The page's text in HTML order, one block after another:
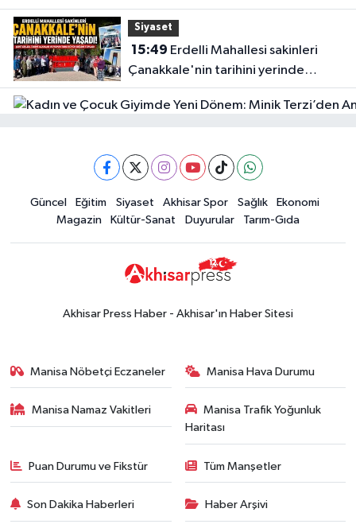
En İyi
Markası:
Halktan
Siyaset
15:49
Çanakkale'nin tarihini yerinde
yaşadı
Güncel
18:57Akhisar'da Atatürk
Mahallesi'nde yine 6 saatlik elektrik
kesintisi
Ekonomi
18:50Akhisar'da Cumhuriyet
ilgilendiriyor! Cuma günü elektrik
kesintisi uygulanacak
Akhisar Spor
Akhisargücü'ne sponsorluk desteği
devam ediyor
Güncel Eğitim Siyaset Akhisar Spor Sağlık
Ekonomi
Magazin
Kültür-Sanat Duyurular Tarım-Gıda
Akhisar Press Haber - Akhisar'ın Haber Sitesi
Manisa Nöbetçi Eczaneler Manisa Hava Durumu
Manisa Namaz Vakitleri
Manisa Trafik Yoğunluk
Haritası
Puan Durumu ve Fikstür Tüm Manşetler
Son Dakika Haberleri Haber Arşivi